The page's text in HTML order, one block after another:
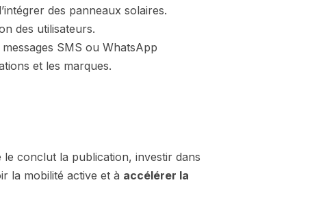
des panneaux solaires.
des utilisateurs.
SMS ou WhatsApp
et les marques.
conclut la publication, investir dans
la mobilité active et à accélérer la